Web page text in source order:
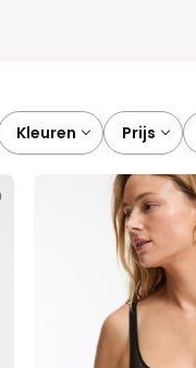
kleuren prijs